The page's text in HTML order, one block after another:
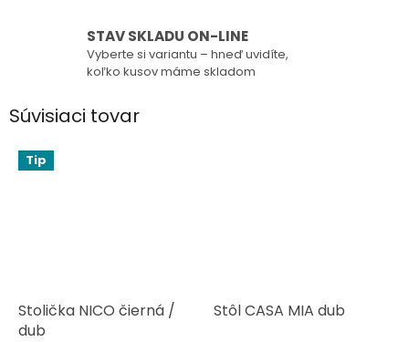
STAV SKLADU ON-LINE
Vyberte si variantu – hneď uvidíte,
koľko kusov máme skladom
Súvisiaci tovar
Tip
Stolička NICO čierná /
dub
Stôl CASA MIA dub